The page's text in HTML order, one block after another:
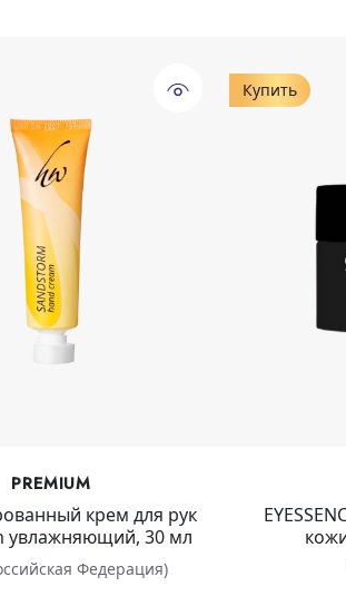
PREMIUM
крем для рук
увлажняющий, 30 мл
Федерация)
Купить